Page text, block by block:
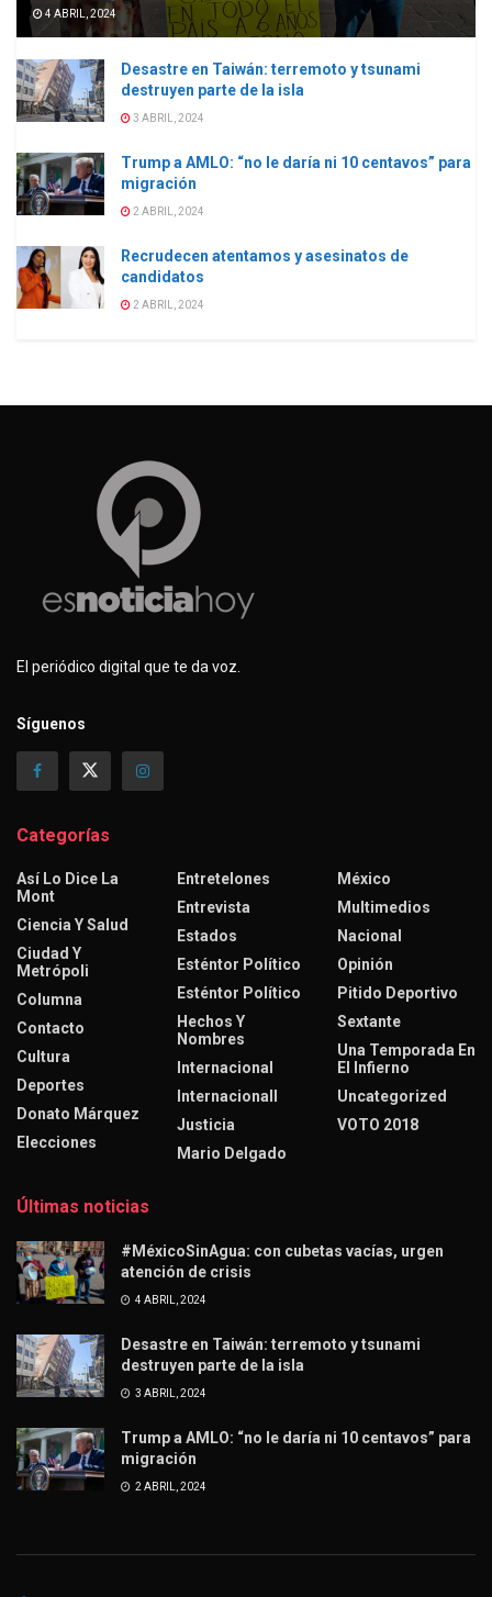
4 ABRIL, 2024
Desastre en Taiwán: terremoto y tsunami
destruyen parte de la isla
3 ABRIL, 2024
Trump a AMLO: “no le daría ni 10 centavos” para
migración
2 ABRIL, 2024
Recrudecen atentamos y asesinatos de
candidatos
2 ABRIL, 2024
El periódico digital que te da voz.
Síguenos
Categorías
Así Lo Dice La
Mont
Ciencia Y Salud
Ciudad Y
Metrópoli
Columna
Contacto
Cultura
Deportes
Donato Márquez
Elecciones
Entretelones
Entrevista
Estados
Esténtor Político
Esténtor Político
Hechos Y
Nombres
Internacional
Internacionall
Justicia
Mario Delgado
México
Multimedios
Nacional
Opinión
Pitido Deportivo
Sextante
Una Temporada En
El Infierno
Uncategorized
VOTO 2018
Últimas noticias
#MéxicoSinAgua: con cubetas vacías, urgen
atención de crisis
4 ABRIL, 2024
Desastre en Taiwán: terremoto y tsunami
destruyen parte de la isla
3 ABRIL, 2024
Trump a AMLO: “no le daría ni 10 centavos” para
migración
2 ABRIL, 2024